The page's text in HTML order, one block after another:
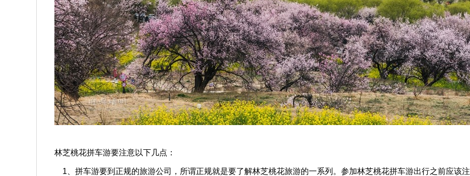
林芝桃花拼车游要注意以下几点：
1、拼车游要到正规的旅游公司，所谓正规就是要了解林芝桃花旅游的一系列。参加林芝桃花拼车游出行之前应该注